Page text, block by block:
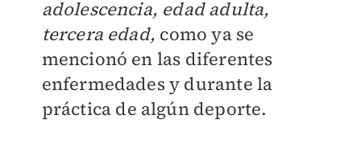
adolescencia, edad adulta,
tercera edad, como ya se
mencionó en las diferentes
enfermedades y durante la
práctica de algún deporte.